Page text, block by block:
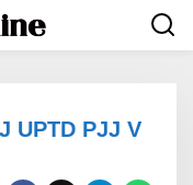
UPTD PJJ V